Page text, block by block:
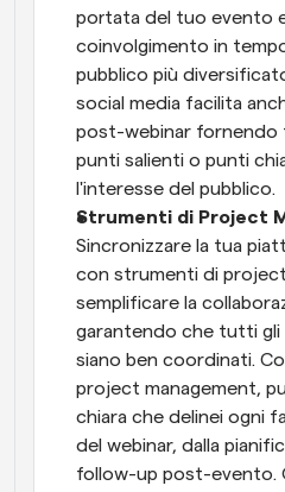
portata del tuo evento
coinvolgimento in
pubblico più
social media facilita
post-webinar fornendo
punti salienti o punti
l'interesse del pubblico.
Strumenti di Project
Sincronizzare la tua
con strumenti di
semplificare la
garantendo che tutti gli
siano ben coordinati.
project management,
chiara che delinei ogni
del webinar, dalla
follow-up post-evento.